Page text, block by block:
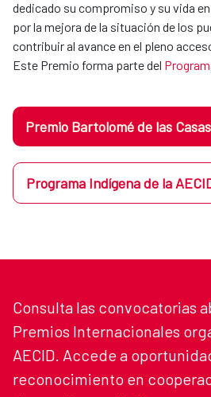
dedicado su compromiso y su vida
por la mejora de la situación de los
contribuir al avance en el pleno
Este Premio forma parte del
Premio Bartolomé de las Casas
Programa Indígena de la
Consulta las convocatorias
Premios Internacionales
AECID. Accede a
reconocimiento en